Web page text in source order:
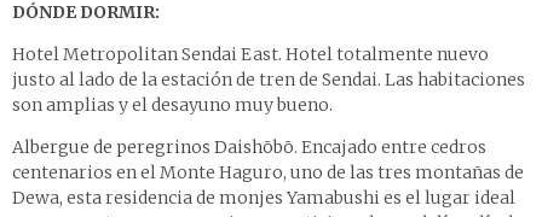
DÓNDE DORMIR:
Hotel Metropolitan Sendai East. Hotel totalmente nuevo
justo al lado de la estación de tren de Sendai. Las habitaciones
son amplias y el desayuno muy bueno.
Albergue de peregrinos Daishōbō. Encajado entre cedros
centenarios en el Monte Haguro, uno de las tres montañas de
Dewa, esta residencia de monjes Yamabushi es el lugar ideal